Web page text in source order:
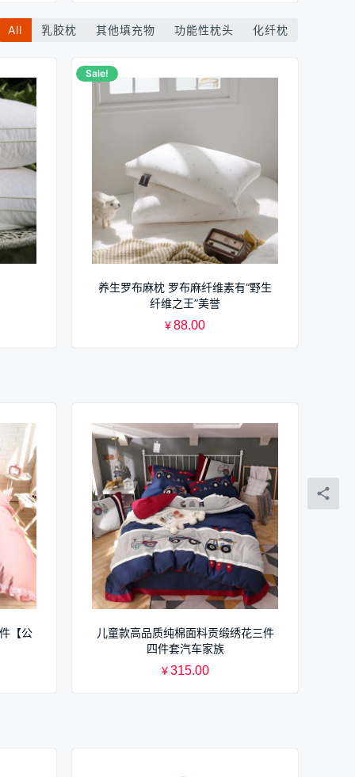
All 乳胶枕 其他填充物 功能性枕头 化纤枕
Sale!
养生罗布麻枕 罗布麻纤维素有“野生
纤维之王”美誉
¥88.00
【公
儿童款高品质纯棉面料贡缎绣花三件
四件套汽车家族
¥ 315.00